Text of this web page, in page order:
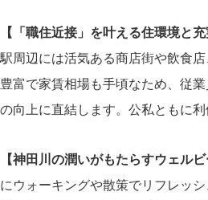
【「職住近接」を叶える住環境と
駅周辺には活気ある商店街や飲食
豊富で家賃相場も手頃なため、従
の向上に直結します。公私ともに
【神田川の潤いがもたらすウェル
にウォーキングや散策でリフレッ